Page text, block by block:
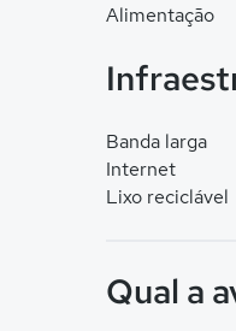
Alimentação
Banda larga
Internet
Lixo reciclável
Qual a